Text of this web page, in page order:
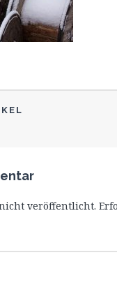
veröffentlicht.